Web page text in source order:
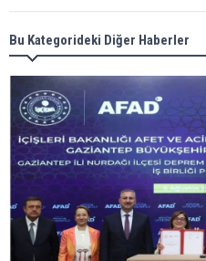
Meral
29 Mayıs
Bilim kurgu
insanları
Bu Kategorideki Diğer Haberler